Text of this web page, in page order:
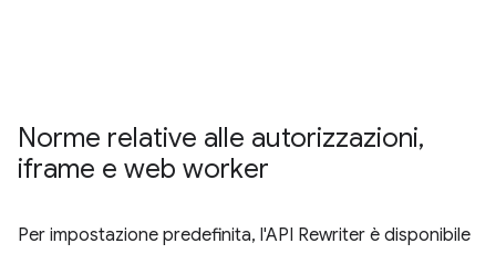
Norme relative alle autorizzazioni,
iframe e web worker
Per impostazione predefinita, l'API Rewriter è disponibile